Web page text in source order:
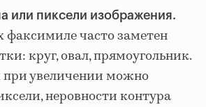
или пиксели изображения.
факсимиле часто заметен
круг, овал, прямоугольник.
при увеличении можно
неровности контура